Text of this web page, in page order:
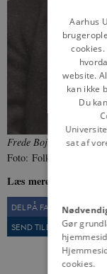
Frede Bojsen (1841-
Foto: Folketingets
Læs mere om
DEL PÅ FACEBOOK
SEND TIL EN VEN
Aarhus
website.
kan ikke
Du
sat af
Gør
cookies.